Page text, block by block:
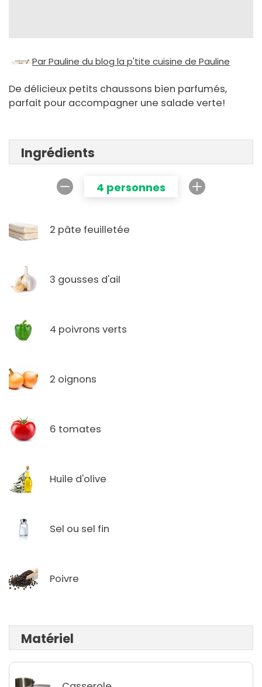
Par Pauline du blog la p'tite cuisine de Pauline
De délicieux petits chaussons bien parfumés,
parfait pour accompagner une salade verte!
Ingrédients
4 personnes
2 pâte feuilletée
3 gousses d'ail
4 poivrons verts
2 oignons
6 tomates
Huile d'olive
Sel ou sel fin
Poivre
Matériel